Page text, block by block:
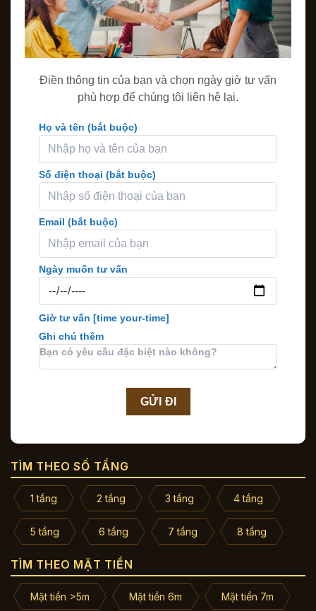
Điền thông tin của bạn và chọn ngày giờ tư vấn
phù hợp để chúng tôi liên hệ lại.
Họ và tên (bắt buộc)
Số điện thoại (bắt buộc)
Email (bắt buộc)
Ngày muốn tư vấn
Giờ tư vấn [time your-time]
Ghi chú thêm
TÌM THEO SỐ TẦNG
1 tầng 2 tầng 3 tầng 4 tầng
5 tầng 6 tầng 7 tầng 8 tầng
TÌM THEO MẶT TIỀN
Mặt tiền >5m Mặt tiền 6m Mặt tiền 7m